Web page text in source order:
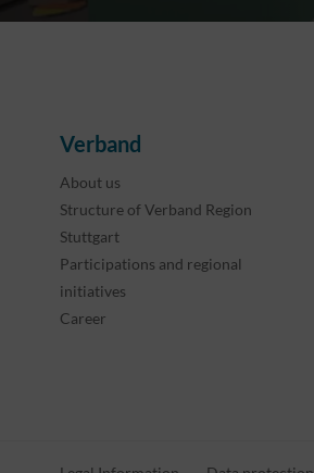
Verband
About us
Structure of Verband Region
Stuttgart
Participations and regional
initiatives
Career